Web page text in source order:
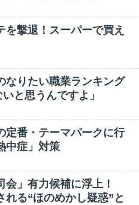
を撃退！スーパーで買え
なりたい職業ランキング
と思うんですよ」
定番・テーマパークに行
中症」対策
会」有力候補に浮上！
れる“ほのめかし疑惑”と